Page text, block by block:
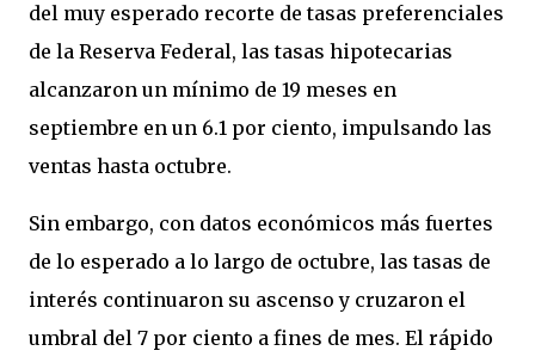
del muy esperado recorte de tasas preferenciales
de la Reserva Federal, las tasas hipotecarias
alcanzaron un mínimo de 19 meses en
septiembre en un 6.1 por ciento, impulsando las
ventas hasta octubre.
Sin embargo, con datos económicos más fuertes
de lo esperado a lo largo de octubre, las tasas de
interés continuaron su ascenso y cruzaron el
umbral del 7 por ciento a fines de mes. El rápido